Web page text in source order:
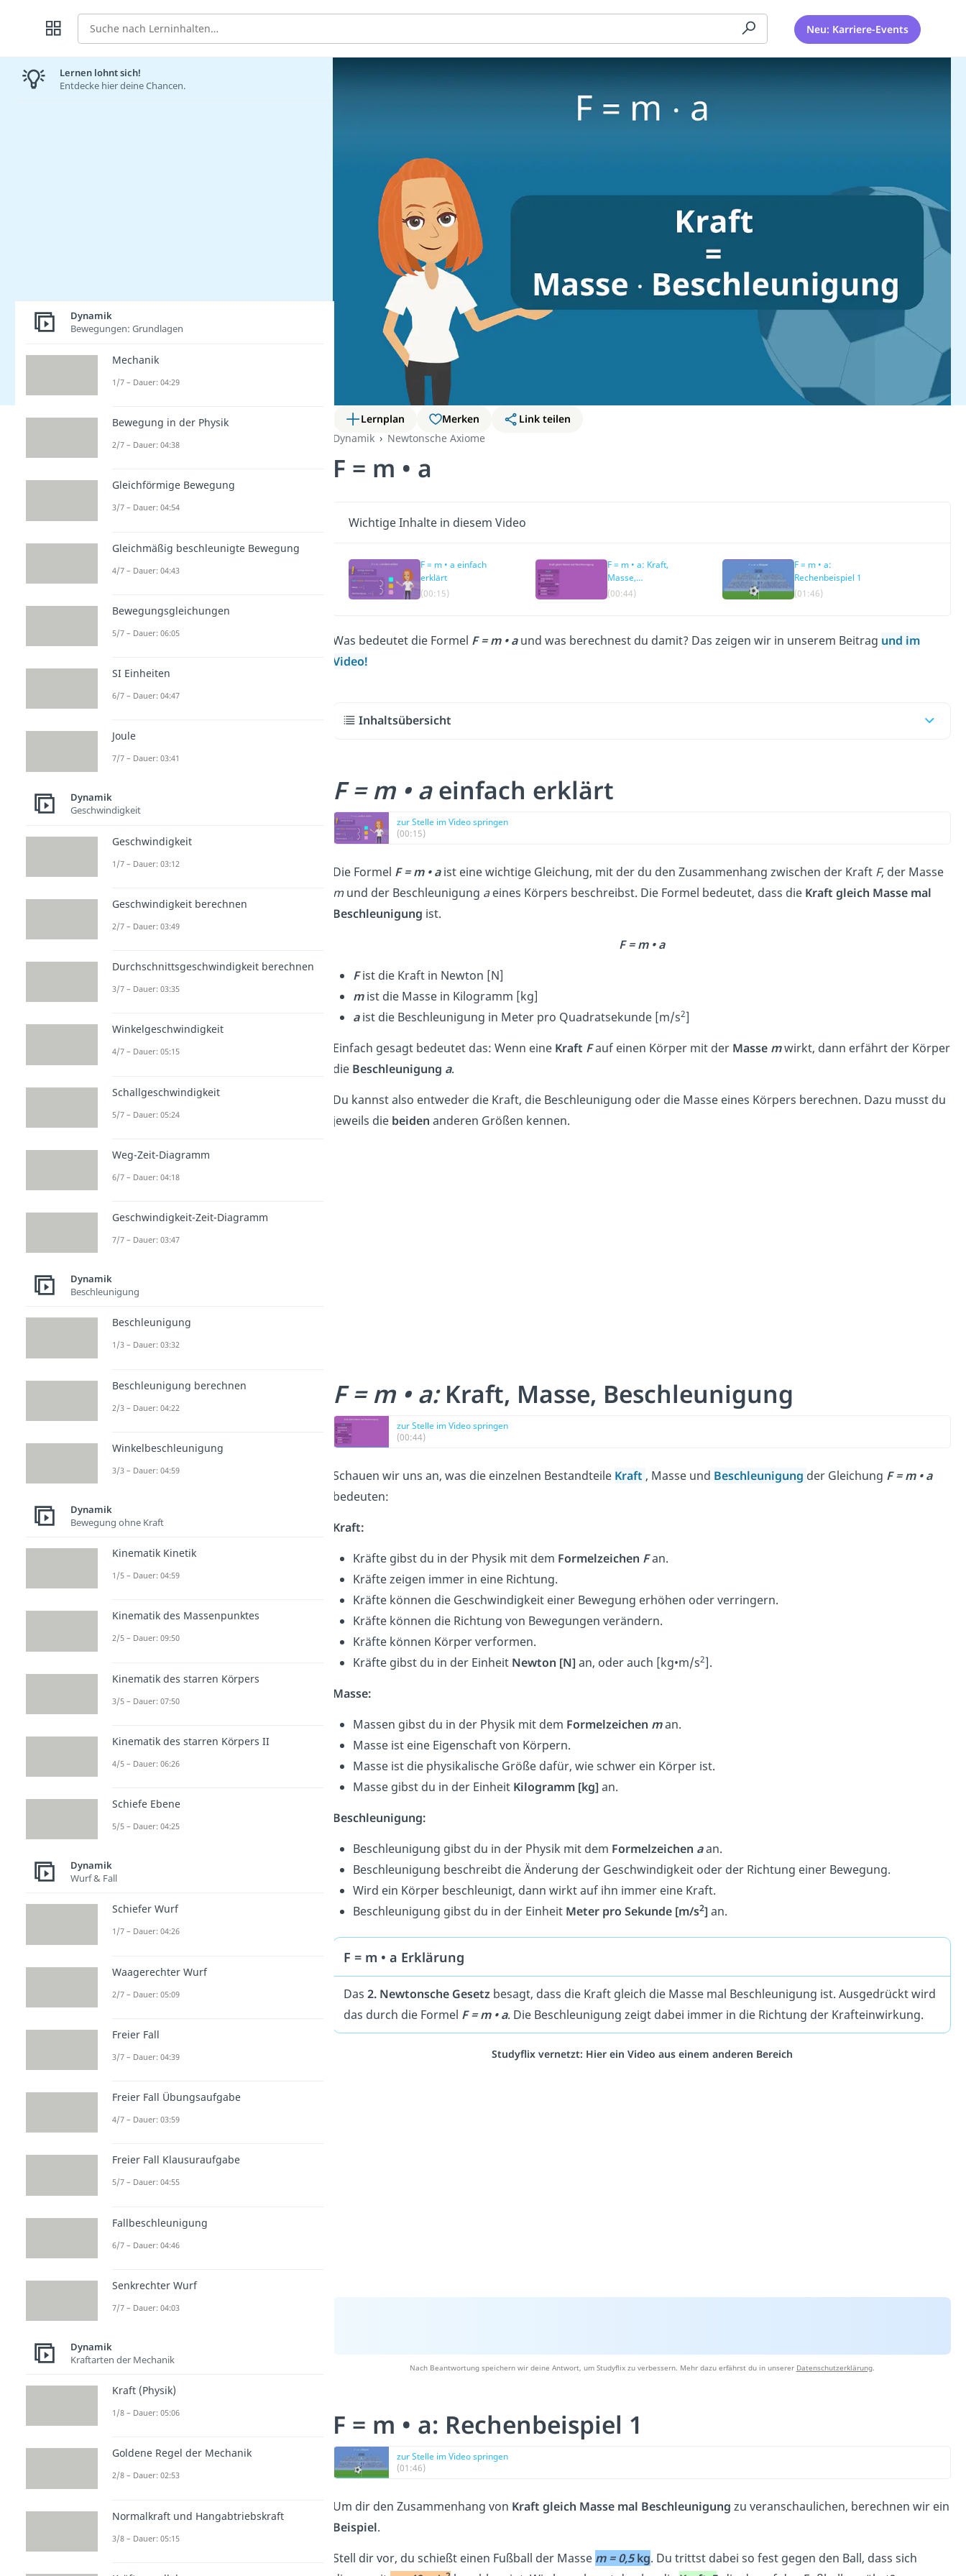
Suche Neu: Karriere-Events
Lernplan Merken
Link teilen
Dynamik
Newtonsche Axiome
F = m • a
Wichtige Inhalte in diesem Video
F = m • a einfach
erklärt
(00:15)
F = m • a: Kraft,
Masse,
Beschleunigung
(00:44)
F = m • a:
Rechenbeispiel 1
(01:46)
Was bedeutet die Formel F = m • aund was berechnest du damit? Das zeigen wir in unserem Beitrag und im
Video!
Inhaltsübersicht
F = m • aeinfach erklärt
zur Stelle im Video springen
(00:15)
Die Formel F = m • aist eine wichtige Gleichung, mit der du den Zusammenhang zwischen der Kraft F, der Masse
mund der Beschleunigung aeines Körpers beschreibst. Die Formel bedeutet, dass die Kraft gleich Masse mal
Beschleunigung ist.
F = m • a
Fist die Kraft in Newton [N]
mist die Masse in Kilogramm [kg]
a ist die Beschleunigung in Meter pro Quadratsekunde [m/s2]
Einfach gesagt bedeutet das: Wenn eine Kraft Fauf einen Körper mit der Masse mwirkt, dann erfährt der Körper
die Beschleunigung a.
Du kannst also entweder die Kraft, die Beschleunigung oder die Masse eines Körpers berechnen. Dazu musst du
jeweils die beiden anderen Größen kennen.
F = m • a:Kraft, Masse, Beschleunigung
zur Stelle im Video springen
(00:44)
Schauen wir uns an, was die einzelnen Bestandteile Kraft , Masse und Beschleunigung der Gleichung F = m • a
bedeuten:
Kraft:
Kräfte gibst du in der Physik mit dem Formelzeichen Fan.
Kräfte zeigen immer in eine Richtung.
Kräfte können die Geschwindigkeit einer Bewegung erhöhen oder verringern.
Kräfte können die Richtung von Bewegungen verändern.
Kräfte können Körper verformen.
Kräfte gibst du in der Einheit Newton [N] an, oder auch [kg•m/s2].
Masse:
Massen gibst du in der Physik mit dem Formelzeichen man.
Masse ist eine Eigenschaft von Körpern.
Masse ist die physikalische Größe dafür, wie schwer ein Körper ist.
Masse gibst du in der Einheit Kilogramm [kg] an.
Beschleunigung:
Beschleunigung gibst du in der Physik mit dem Formelzeichen aan.
Beschleunigung beschreibt die Änderung der Geschwindigkeit oder der Richtung einer Bewegung.
Wird ein Körper beschleunigt, dann wirkt auf ihn immer eine Kraft.
Beschleunigung gibst du in der Einheit Meter pro Sekunde [m/s2] an.
F = m • a Erklärung
Das 2. Newtonsche Gesetz besagt, dass die Kraft gleich die Masse mal Beschleunigung ist. Ausgedrückt wird
das durch die Formel F = m • a. Die Beschleunigung zeigt dabei immer in die Richtung der Krafteinwirkung.
Studyflix vernetzt: Hier ein Video aus einem anderen Bereich
Nach Beantwortung speichern wir deine Antwort, um Studyflix zu verbessern. Mehr dazu erfährst du in unserer Datenschutzerklärung.
F = m • a: Rechenbeispiel 1
zur Stelle im Video springen
(01:46)
Um dir den Zusammenhang von Kraft gleich Masse mal Beschleunigung zu veranschaulichen, berechnen wir ein
Beispiel.
Stell dir vor, du schießt einen Fußball der Masse m = 0,5kg. Du trittst dabei so fest gegen den Ball, dass sich
Lernen lohnt sich!
Entdecke hier deine Chancen.
Dynamik
Bewegungen: Grundlagen
Mechanik
1/7 – Dauer: 04:29
Bewegung in der Physik
2/7 – Dauer: 04:38
Gleichförmige Bewegung
3/7 – Dauer: 04:54
Gleichmäßig beschleunigte Bewegung
4/7 – Dauer: 04:43
Bewegungsgleichungen
5/7 – Dauer: 06:05
SI Einheiten
6/7 – Dauer: 04:47
Joule
7/7 – Dauer: 03:41
Dynamik
Geschwindigkeit
Geschwindigkeit
1/7 – Dauer: 03:12
Geschwindigkeit berechnen
2/7 – Dauer: 03:49
Durchschnittsgeschwindigkeit berechnen
3/7 – Dauer: 03:35
Winkelgeschwindigkeit
4/7 – Dauer: 05:15
Schallgeschwindigkeit
5/7 – Dauer: 05:24
Weg-Zeit-Diagramm
6/7 – Dauer: 04:18
Geschwindigkeit-Zeit-Diagramm
7/7 – Dauer: 03:47
Dynamik
Beschleunigung
Beschleunigung
1/3 – Dauer: 03:32
Beschleunigung berechnen
2/3 – Dauer: 04:22
Winkelbeschleunigung
3/3 – Dauer: 04:59
Dynamik
Bewegung ohne Kraft
Kinematik Kinetik
1/5 – Dauer: 04:59
Kinematik des Massenpunktes
2/5 – Dauer: 09:50
Kinematik des starren Körpers
3/5 – Dauer: 07:50
Kinematik des starren Körpers II
4/5 – Dauer: 06:26
Schiefe Ebene
5/5 – Dauer: 04:25
Dynamik
Wurf & Fall
Schiefer Wurf
1/7 – Dauer: 04:26
Waagerechter Wurf
2/7 – Dauer: 05:09
Freier Fall
3/7 – Dauer: 04:39
Freier Fall Übungsaufgabe
4/7 – Dauer: 03:59
Freier Fall Klausuraufgabe
5/7 – Dauer: 04:55
Fallbeschleunigung
6/7 – Dauer: 04:46
Senkrechter Wurf
7/7 – Dauer: 04:03
Dynamik
Kraftarten der Mechanik
Kraft (Physik)
1/8 – Dauer: 05:06
Goldene Regel der Mechanik
2/8 – Dauer: 02:53
Normalkraft und Hangabtriebskraft
3/8 – Dauer: 05:15